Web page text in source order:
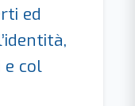
ed
e col